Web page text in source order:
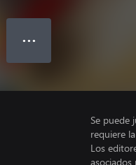
● ● ●
Se puede
requiere
Los
asociados